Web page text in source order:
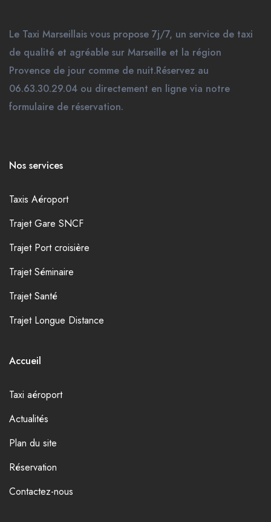
Le Taxi Marseillais vous propose 7j/7, un service de taxi
de qualité et agréable sur Marseille et la région
Provence de jour comme de nuit.Réservez au
06.63.30.29.04 ou directement en ligne via notre
formulaire de réservation.
Nos services
Taxis Aéroport
Trajet Gare SNCF
Trajet Port croisière
Trajet Séminaire
Trajet Santé
Trajet Longue Distance
Accueil
Taxi aéroport
Actualités
Plan du site
Réservation
Contactez-nous